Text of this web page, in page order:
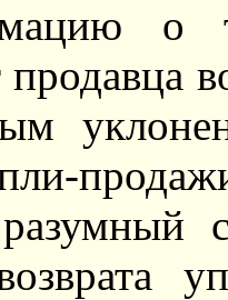
о
продавца
разумный